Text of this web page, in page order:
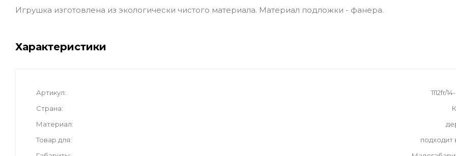
Игрушка изготовлена из экологически чистого материала. Материал подложки - фанера.
Характеристики
Артикул
1112fr/
Страна
Материал
Товар для
подходит